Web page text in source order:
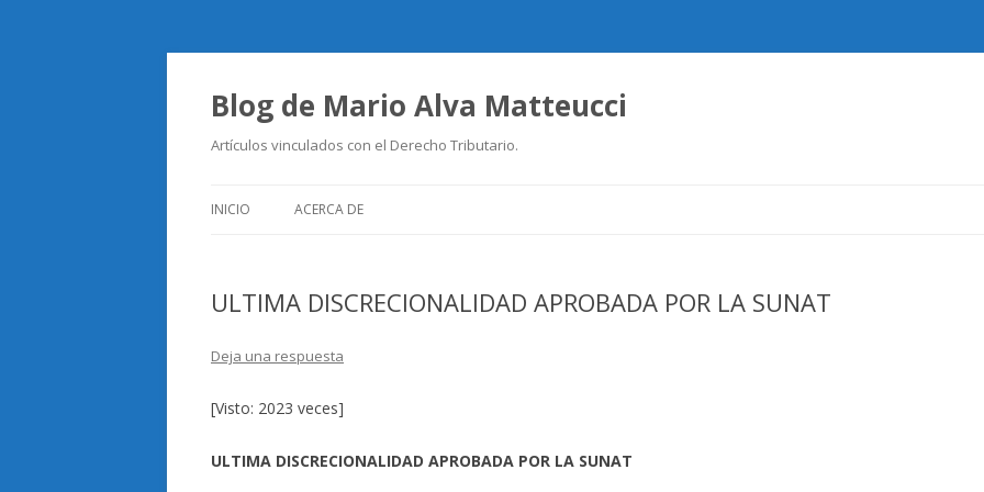
Blog de Mario Alva Matteucci
Artículos vinculados con el Derecho Tributario.
INICIO ACERCA DE
ULTIMA DISCRECIONALIDAD APROBADA POR LA SUNAT
Deja una respuesta
[Visto: 2023 veces]
ULTIMA DISCRECIONALIDAD APROBADA POR LA SUNAT